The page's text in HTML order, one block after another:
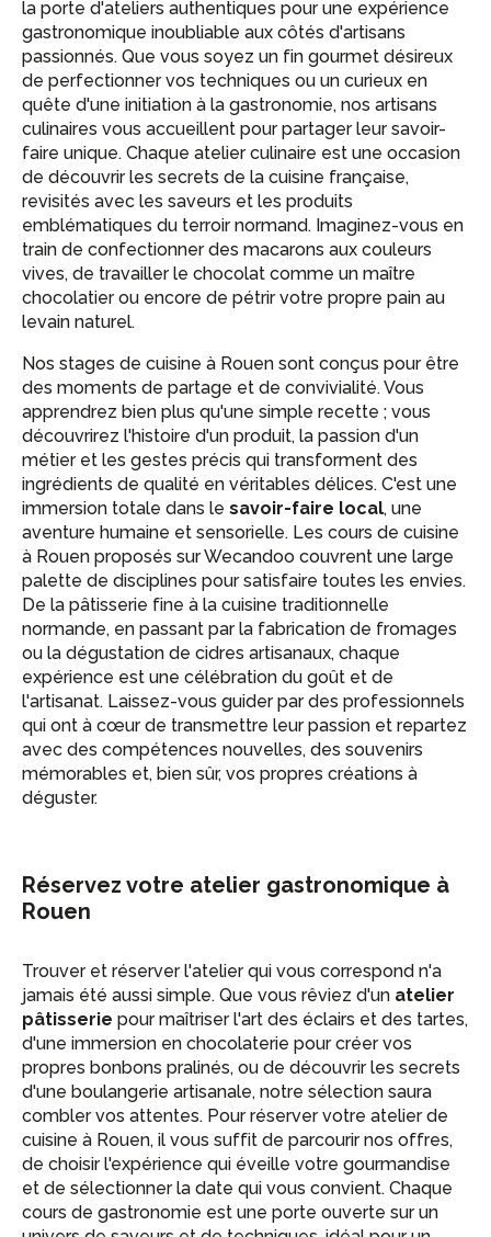
la porte d'ateliers authentiques pour une expérience
gastronomique inoubliable aux côtés d'artisans
passionnés. Que vous soyez un fin gourmet désireux
de perfectionner vos techniques ou un curieux en
quête d'une initiation à la gastronomie, nos artisans
culinaires vous accueillent pour partager leur savoir-
faire unique. Chaque atelier culinaire est une occasion
de découvrir les secrets de la cuisine française,
revisités avec les saveurs et les produits
emblématiques du terroir normand. Imaginez-vous en
train de confectionner des macarons aux couleurs
vives, de travailler le chocolat comme un maître
chocolatier ou encore de pétrir votre propre pain au
levain naturel.
Nos stages de cuisine à Rouen sont conçus pour être
des moments de partage et de convivialité. Vous
apprendrez bien plus qu'une simple recette ; vous
découvrirez l'histoire d'un produit, la passion d'un
métier et les gestes précis qui transforment des
ingrédients de qualité en véritables délices. C'est une
immersion totale dans le savoir-faire local, une
aventure humaine et sensorielle. Les cours de cuisine
à Rouen proposés sur Wecandoo couvrent une large
palette de disciplines pour satisfaire toutes les envies.
De la pâtisserie fine à la cuisine traditionnelle
normande, en passant par la fabrication de fromages
ou la dégustation de cidres artisanaux, chaque
expérience est une célébration du goût et de
l'artisanat. Laissez-vous guider par des professionnels
qui ont à cœur de transmettre leur passion et repartez
avec des compétences nouvelles, des souvenirs
mémorables et, bien sûr, vos propres créations à
déguster.
Réservez votre atelier gastronomique à
Rouen
Trouver et réserver l'atelier qui vous correspond n'a
jamais été aussi simple. Que vous rêviez d'un atelier
pâtisserie pour maîtriser l'art des éclairs et des tartes,
d'une immersion en chocolaterie pour créer vos
propres bonbons pralinés, ou de découvrir les secrets
d'une boulangerie artisanale, notre sélection saura
combler vos attentes. Pour réserver votre atelier de
cuisine à Rouen, il vous suffit de parcourir nos offres,
de choisir l'expérience qui éveille votre gourmandise
et de sélectionner la date qui vous convient. Chaque
cours de gastronomie est une porte ouverte sur un